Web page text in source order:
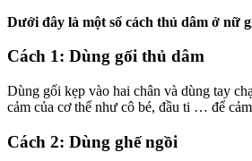
Dưới đây là một số cách thủ dâm ở nữ
Cách 1: Dùng gối thủ dâm
Dùng gối kẹp vào hai chân và dùng tay
cảm của cơ thể như cô bé, đầu ti … để
Cách 2: Dùng ghế ngồi